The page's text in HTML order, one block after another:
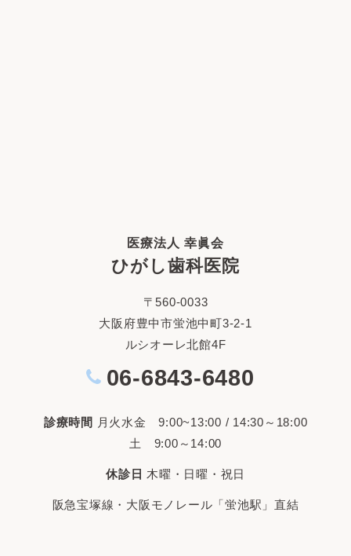
医療法人 幸眞会
ひがし歯科医院
〒560-0033
大阪府豊中市蛍池中町3-2-1
ルシオーレ北館4F
06-6843-6480
診療時間
月火水金 9:00~13:00 / 14:30～18:00
土 9:00～14:00
休診日 木曜・日曜・祝日
阪急宝塚線・大阪モノレール「蛍池駅」直結